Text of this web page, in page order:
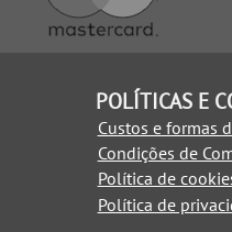
POLÍTICAS E
Custos e formas
Condições de
Política de
Política de